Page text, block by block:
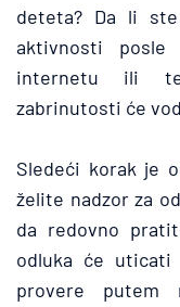
deteta? Da li
aktivnosti
internetu ili
zabrinutosti će
Sledeći korak je
želite nadzor za
da redovno
odluka će
provere putem